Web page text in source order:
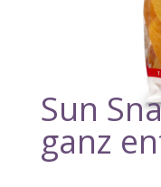
Sun
ganz